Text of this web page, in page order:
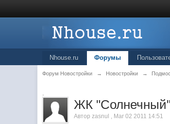
Nhouse.ru Форумы
Форум Новостройки → Новостройки →
.
ЖК
Авторzasnul , Mar 02 2011 14:51